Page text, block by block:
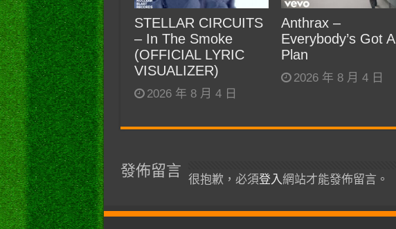
STELLAR CIRCUITS
– In The Smoke
(OFFICIAL LYRIC
VISUALIZER)
2026 年 8 月 4 日
Anthrax –
Everybody’s Got A
Plan
2026 年 8 月 4 日
發佈留言
很抱歉，必須登入網站才能發佈留言。